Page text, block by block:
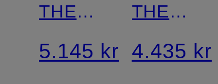
THE
NEW
YORK
5.145 kr
THE
MIDI
NEW
4.435 kr